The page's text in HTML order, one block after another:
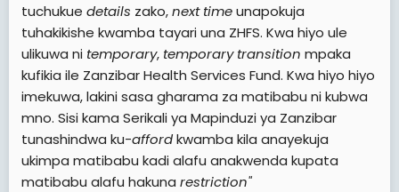
tuchukue details zako,next timeunapokuja
tuhakikishe kwamba tayari una ZHFS. Kwa hiyo ule
ulikuwa ni temporary, temporary transition mpaka
kufikia ile Zanzibar Health Services Fund. Kwa hiyo hiyo
imekuwa, lakini sasa gharama za matibabu ni kubwa
mno. Sisi kama Serikali ya Mapinduzi ya Zanzibar
tunashindwa ku-affordkwamba kila anayekuja
ukimpa matibabu kadi alafu anakwenda kupata
matibabu alafu hakuna restriction"